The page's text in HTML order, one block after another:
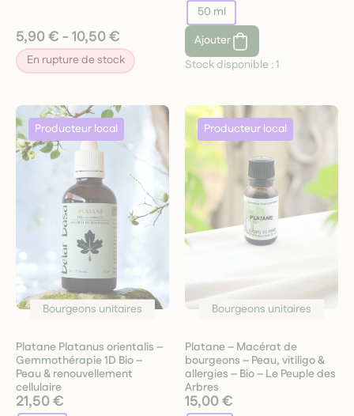
5,90 € - 10,50 €
En rupture de stock
50 ml
Ajouter
Stock disponible :1
Bourgeons unitaires
Platane Platanus orientalis –
Gemmothérapie 1D Bio –
Peau & renouvellement
cellulaire
21,50 €
Bourgeons unitaires
Platane – Macérat de
bourgeons – Peau, vitiligo &
allergies – Bio – Le Peuple des
Arbres
15,00 €